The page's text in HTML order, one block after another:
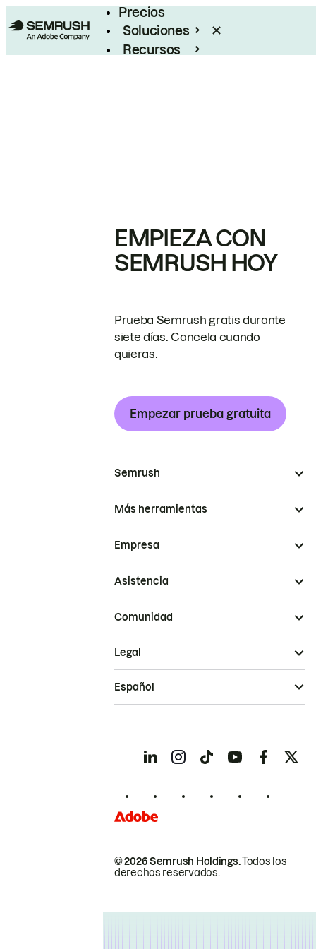
Precios
Soluciones
Recursos
EMPIEZA CON
SEMRUSH HOY
Prueba Semrush gratis durante
siete días. Cancela cuando
quieras.
Empezar prueba gratuita
Semrush
Más herramientas
Empresa
Asistencia
Comunidad
© 2026 Semrush Holdings.Todos los
derechos reservados.
Legal
Español